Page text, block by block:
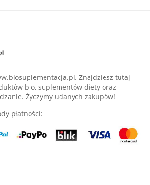
Znajdziesz tutaj
bio, suplementów diety oraz
Życzymy udanych zakupów!
płatności: